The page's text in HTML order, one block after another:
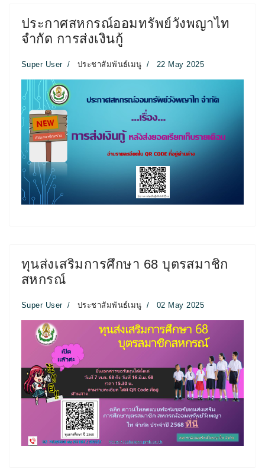
ประกาศสหกรณ์ออมทรัพย์วังพญาไท
จำกัด การส่งเงินกู้
Super User ประชาสัมพันธ์เมนู 22 May 2025
ทุนส่งเสริมการศึกษา 68 บุตรสมาชิก
สหกรณ์
Super User ประชาสัมพันธ์เมนู 02 May 2025